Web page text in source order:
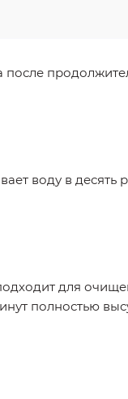
воду в десять
для
полностью